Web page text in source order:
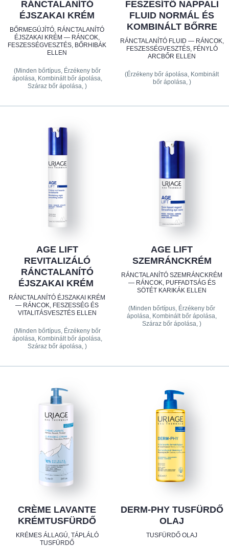
RÁNCTALANÍTÓ
ÉJSZAKAI KRÉM
BŐRMEGÚJÍTÓ, RÁNCTALANÍTÓ
ÉJSZAKAI KRÉM — RÁNCOK,
FESZESSÉGVESZTÉS, BŐRHIBÁK
ELLEN
(Minden bőrtípus, Érzékeny bőr
ápolása, Kombinált bőr ápolása,
Száraz bőr ápolása, )
FESZESÍTŐ NAPPALI
FLUID NORMÁL ÉS
KOMBINÁLT BŐRRE
RÁNCTALANÍTÓ FLUID — RÁNCOK,
FESZESSÉGVESZTÉS, FÉNYLÓ
ARCBŐR ELLEN
(Érzékeny bőr ápolása, Kombinált
bőr ápolása, )
AGE LIFT
REVITALIZÁLÓ
RÁNCTALANÍTÓ
ÉJSZAKAI KRÉM
RÁNCTALANÍTÓ ÉJSZAKAI KRÉM
— RÁNCOK, FESZESSÉG ÉS
VITALITÁSVESZTÉS ELLEN
(Minden bőrtípus, Érzékeny bőr
ápolása, Kombinált bőr ápolása,
Száraz bőr ápolása, )
AGE LIFT
SZEMRÁNCKRÉM
RÁNCTALANÍTÓ SZEMRÁNCKRÉM
— RÁNCOK, PUFFADTSÁG ÉS
SÖTÉT KARIKÁK ELLEN
(Minden bőrtípus, Érzékeny bőr
ápolása, Kombinált bőr ápolása,
Száraz bőr ápolása, )
CRÈME LAVANTE
KRÉMTUSFÜRDŐ
KRÉMES ÁLLAGÚ, TÁPLÁLÓ
TUSFÜRDŐ
DERM-PHY TUSFÜRDŐ
OLAJ
TUSFÜRDŐ OLAJ